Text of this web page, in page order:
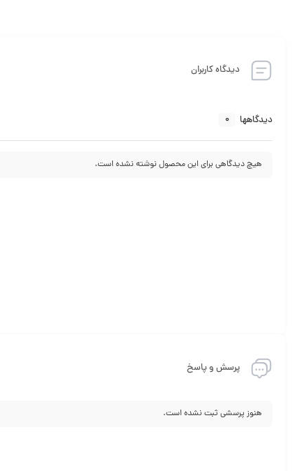
دیدگاه کاربران
دیدگاهها 0
هیچ دیدگاهی برای این محصول نوشته نشده است.
پرسش و پاسخ
هنوز پرسشی ثبت نشده است.